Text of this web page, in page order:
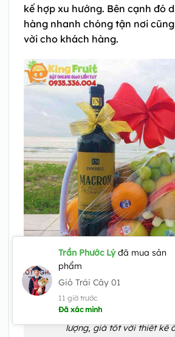
kế hợp xu hướng. Bên cạnh đó
hàng nhanh chóng tận nơi
vời cho khách hàng.
Giỏ trái cây Vĩnh Long tặng tết
lượng, giá tốt với thiết kế